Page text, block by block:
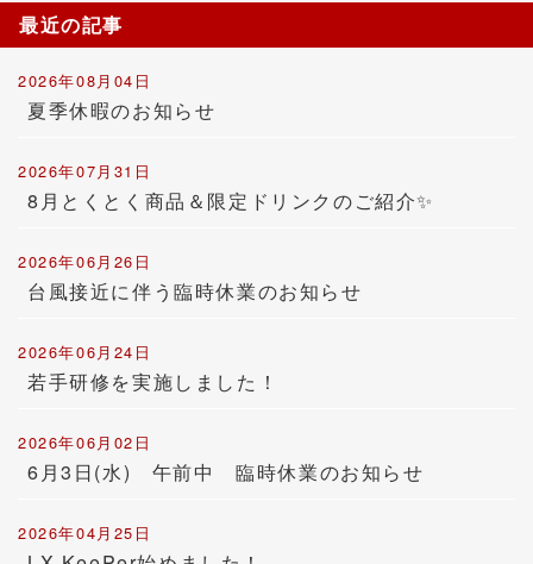
最近の記事
2026年08月04日
夏季休暇のお知らせ
2026年07月31日
8月とくとく商品＆限定ドリンクのご紹介✨
2026年06月26日
台風接近に伴う臨時休業のお知らせ
2026年06月24日
若手研修を実施しました！
2026年06月02日
6月3日(水) 午前中 臨時休業のお知らせ
2026年04月25日